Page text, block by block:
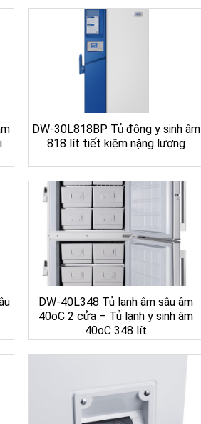
DW-30L818BP Tủ đông y sinh âm
818 lít tiết kiệm nặng lượng
DW-40L348 Tủ lạnh âm sâu âm
40oC 2 cửa – Tủ lạnh y sinh âm
40oC 348 lít